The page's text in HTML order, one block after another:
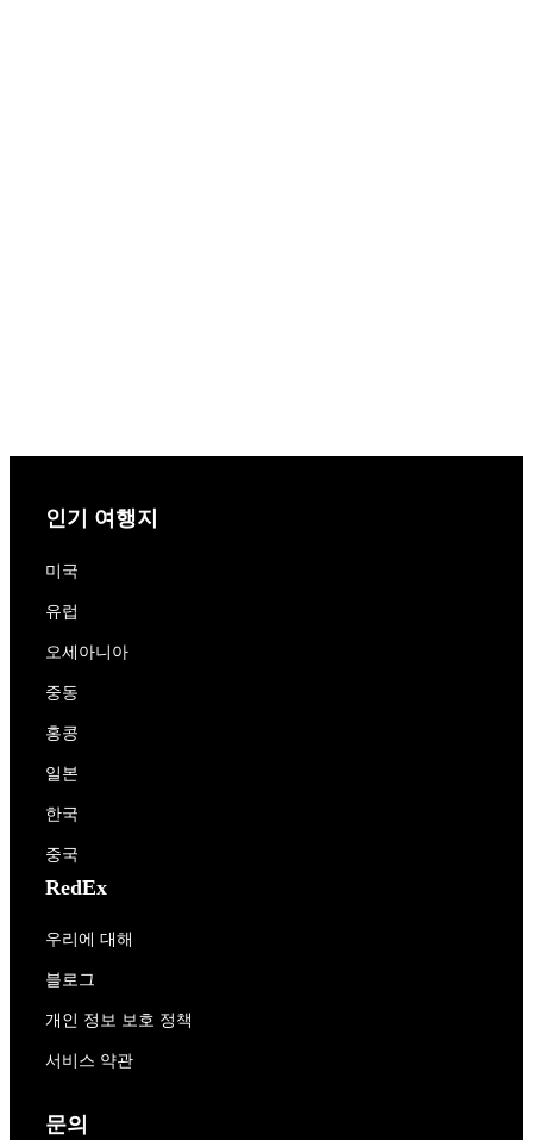
인기 여행지
미국
유럽
오세아니아
중동
홍콩
일본
한국
중국
RedEx
우리에 대해
블로그
개인 정보 보호 정책
서비스 약관
문의